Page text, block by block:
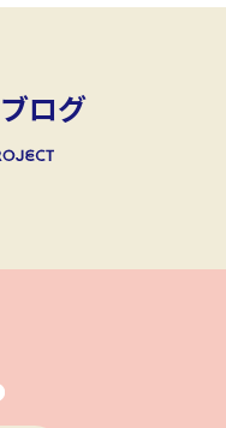
ログ